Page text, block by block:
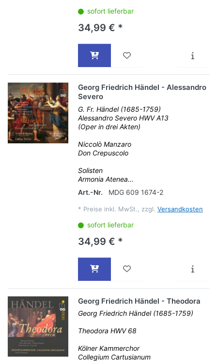
sofort lieferbar
34,99 € *
Georg Friedrich Händel - Alessandro
Severo
G. Fr. Händel (1685-1759)
Alessandro Severo HWV A13
(Oper in drei Akten)
Niccolò Manzaro
Don Crepuscolo
Solisten
Armonia Atenea...
Art.-Nr.
MDG 609 1674-2
* Preise inkl. MwSt., zzgl. Versandkosten
sofort lieferbar
34,99 € *
Georg Friedrich Händel - Theodora
Georg Friedrich Händel (1685-1759)
Theodora HWV 68
Kölner Kammerchor
Collegium Cartusianum